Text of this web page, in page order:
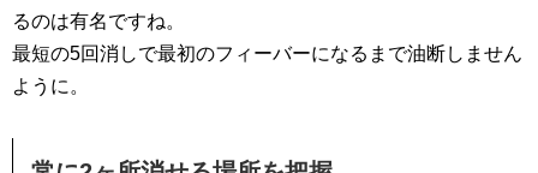
るのは有名ですね。
最短の5回消しで最初のフィーバーになるまで油断しません
ように。